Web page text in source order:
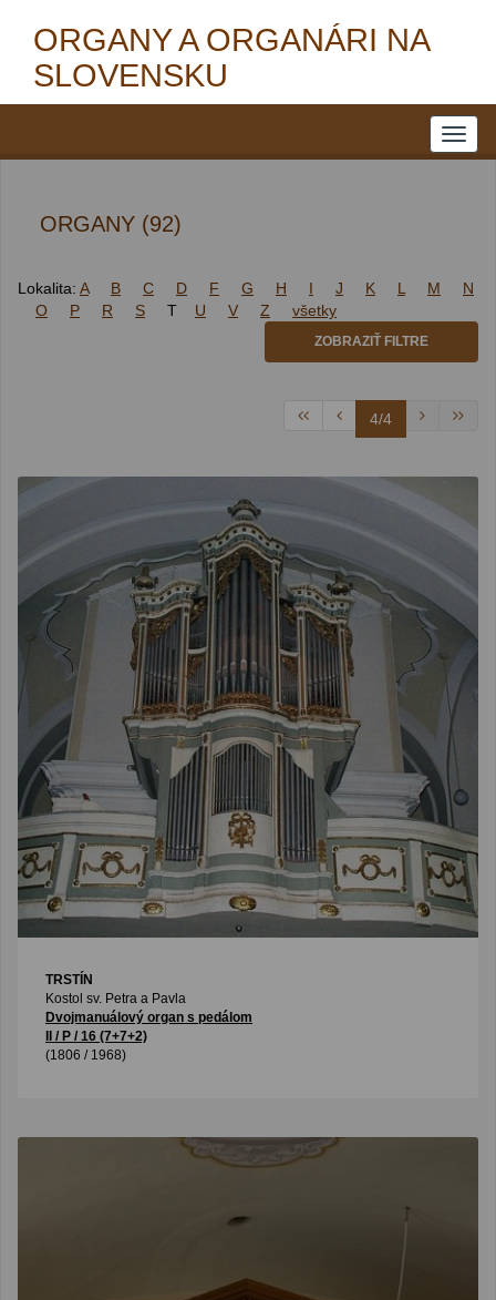
ORGANY A ORGANÁRI NA
SLOVENSKU
ORGANY (92)
Lokalita: A B C D F G H I J K L M
N
O
P R S T U V Z všetky
ZOBRAZIŤ FILTRE
4/4
TRSTÍN
Kostol sv. Petra a Pavla
Dvojmanuálový organ s pedálom
II / P / 16 (7+7+2)
(1806 / 1968)